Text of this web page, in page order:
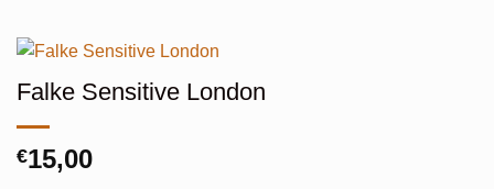
Falke Sensitive London
€15,00